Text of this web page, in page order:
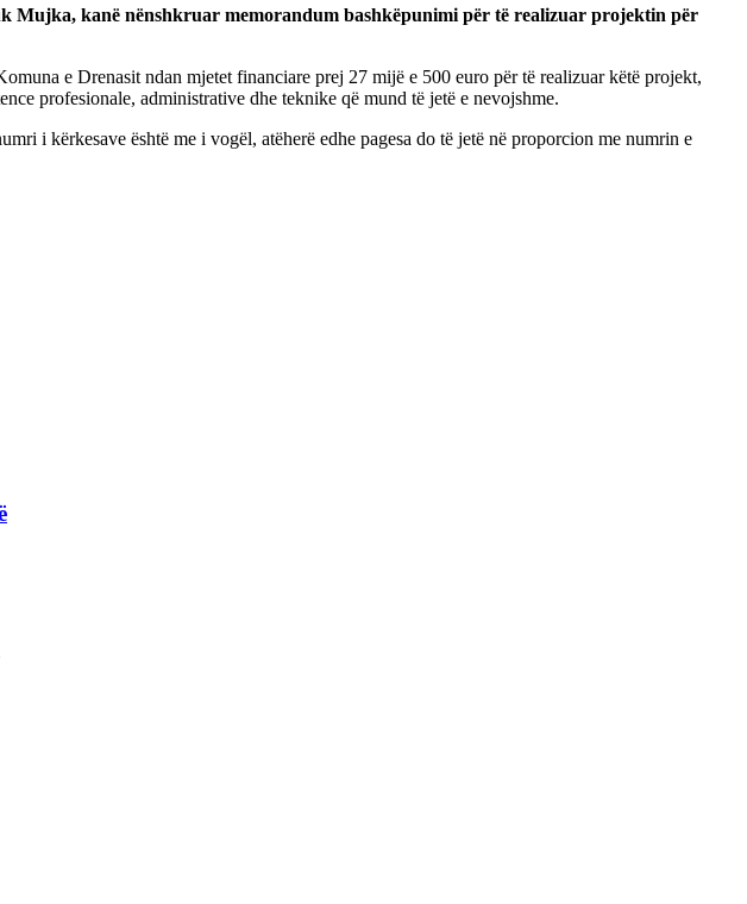
Mujka, kanë nënshkruar memorandum bashkëpunimi për të realizuar projektin për
e Drenasit ndan mjetet financiare prej 27 mijë e 500 euro për të realizuar këtë projekt,
profesionale, administrative dhe teknike që mund të jetë e nevojshme.
i kërkesave është me i vogël, atëherë edhe pagesa do të jetë në proporcion me numrin e